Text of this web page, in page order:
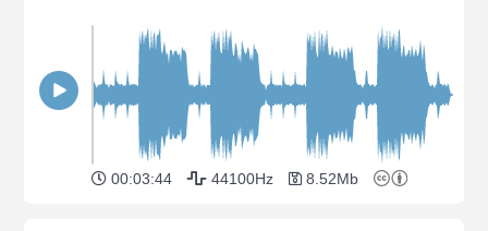
00:03:44 44100Hz 8.52Mb